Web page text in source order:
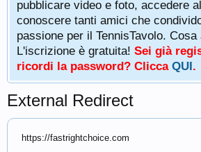
pubblicare video e foto, accedere
conoscere tanti amici che
passione per il TennisTavolo. Cosa
L'iscrizione è gratuita! Sei già
ricordi la password? Clicca QUI.
External Redirect
https://fastrightchoice.com